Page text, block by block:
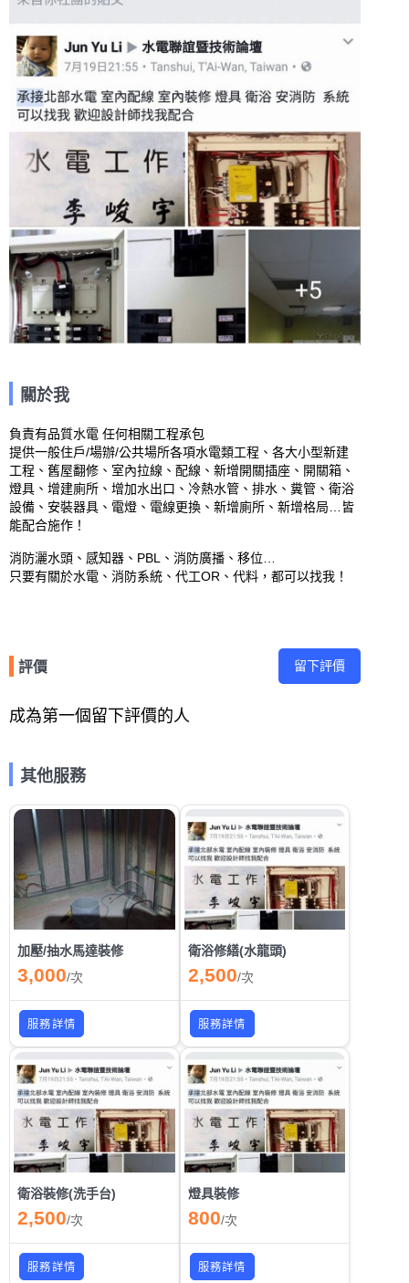
關於我
負責有品質水電 任何相關工程承包
提供一般住戶/場辦/公共場所各項水電類工程、各大小型新建
工程、舊屋翻修、室內拉線、配線、新增開關插座、開關箱、
燈具、增建廁所、增加水出口、冷熱水管、排水、糞管、衛浴
設備、安裝器具、電燈、電線更換、新增廁所、新增格局…皆
能配合施作！
消防灑水頭、感知器、PBL、消防廣播、移位…
只要有關於水電、消防系統、代工OR、代料，都可以找我！
評價 留下評價
成為第一個留下評價的人
其他服務
加壓/抽水馬達裝修
3,000/次
服務詳情
衛浴修繕(水龍頭)
2,500/次
服務詳情
衛浴裝修(洗手台)
2,500/次
服務詳情
燈具裝修
800/次
服務詳情